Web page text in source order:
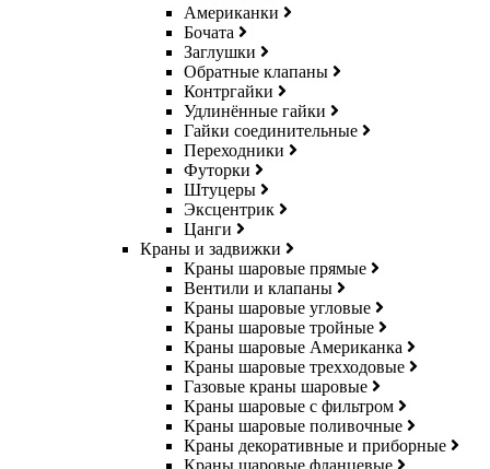
Американки
Бочата
Заглушки
Обратные клапаны
Контргайки
Удлинённые гайки
Гайки соединительные
Переходники
Футорки
Штуцеры
Эксцентрик
Цанги
Краны и задвижки
Краны шаровые прямые
Вентили и клапаны
Краны шаровые угловые
Краны шаровые тройные
Краны шаровые Американка
Краны шаровые трехходовые
Газовые краны шаровые
Краны шаровые с фильтром
Краны шаровые поливочные
Краны декоративные и приборные
Краны шаровые фланцевые